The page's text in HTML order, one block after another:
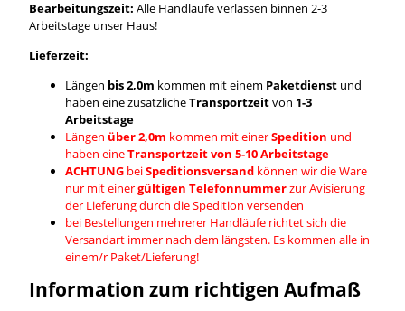
Bearbeitungszeit: Alle Handläufe verlassen binnen 2-3
Arbeitstage unser Haus!
Lieferzeit:
Längen bis 2,0m kommen mit einem Paketdienstund
haben eine zusätzlicheTransportzeitvon 1-3
Arbeitstage
Längen über 2,0m kommen mit einerSpedition und
haben eineTransportzeit von 5-10 Arbeitstage
ACHTUNGbeiSpeditionsversandkönnen wir die Ware
nur mit einergültigen Telefonnummerzur Avisierung
der Lieferung durch die Spedition versenden
bei Bestellungen mehrerer Handläufe richtet sich die
Versandart immer nach dem längsten. Es kommen alle in
einem/r Paket/Lieferung!
Information zum richtigen Aufmaß